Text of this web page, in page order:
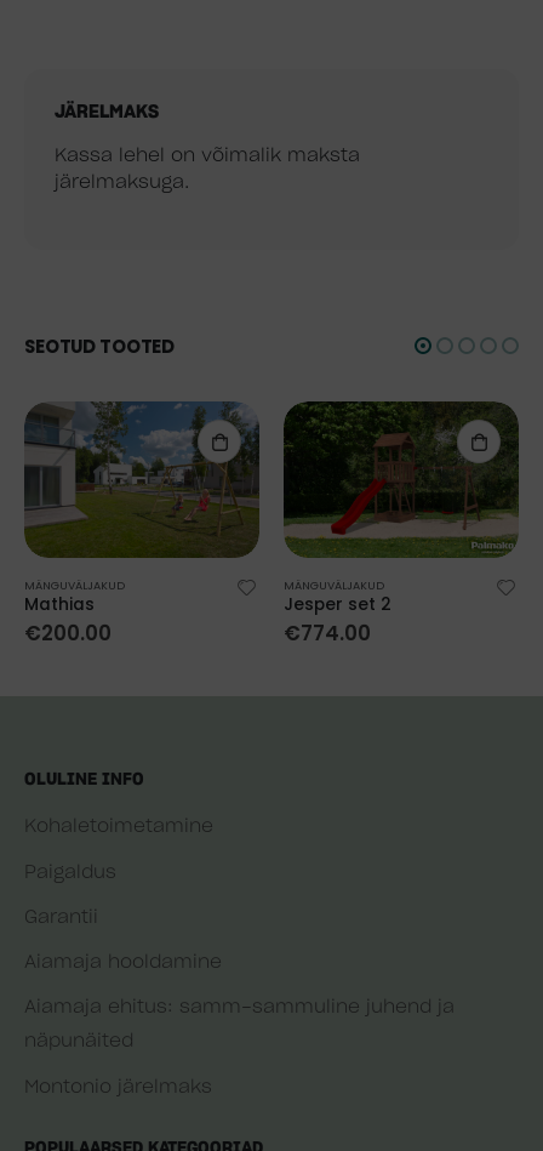
JÄRELMAKS
Kassa lehel on võimalik maksta
järelmaksuga.
SEOTUD TOOTED
MÄNGUVÄLJAKUD
Mathias
€200.00
MÄNGUVÄLJAKUD
Jesper set 2
€774.00
OLULINE INFO
Kohaletoimetamine
Paigaldus
Garantii
Aiamaja hooldamine
Aiamaja ehitus: samm-sammuline juhend ja
näpunäited
Montonio järelmaks